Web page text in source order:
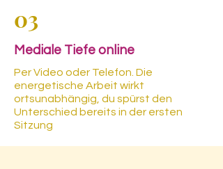
03
Mediale Tiefe online
Per Video oder Telefon. Die
energetische Arbeit wirkt
ortsunabhängig, du spürst den
Unterschied bereits in der ersten
Sitzung